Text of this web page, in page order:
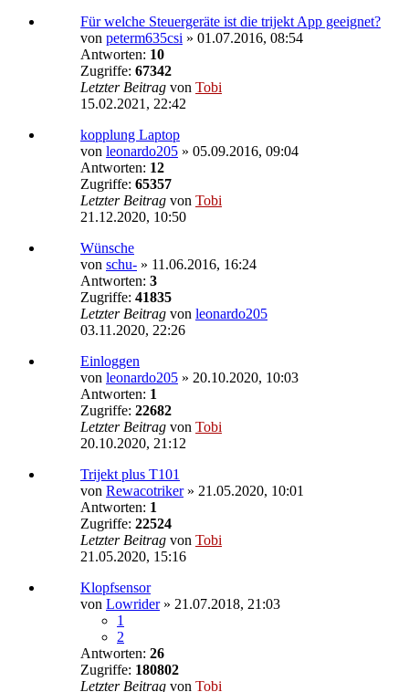
Für welche Steuergeräte ist die trijekt App geeignet?
von peterm635csi » 01.07.2016, 08:54
Antworten: 10
Zugriffe: 67342
Letzter Beitrag von Tobi
15.02.2021, 22:42
kopplung Laptop
von leonardo205 » 05.09.2016, 09:04
Antworten: 12
Zugriffe: 65357
Letzter Beitrag von Tobi
21.12.2020, 10:50
Wünsche
von schu- » 11.06.2016, 16:24
Antworten: 3
Zugriffe: 41835
Letzter Beitrag von leonardo205
03.11.2020, 22:26
Einloggen
von leonardo205 » 20.10.2020, 10:03
Antworten: 1
Zugriffe: 22682
Letzter Beitrag von Tobi
20.10.2020, 21:12
Trijekt plus T101
von Rewacotriker» 21.05.2020, 10:01
Antworten: 1
Zugriffe: 22524
Letzter Beitrag von Tobi
21.05.2020, 15:16
Klopfsensor
von Lowrider» 21.07.2018, 21:03
1
2
Antworten: 26
Zugriffe: 180802
Letzter Beitrag von Tobi